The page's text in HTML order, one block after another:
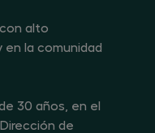
alto
la comunidad
30 años, en el
de